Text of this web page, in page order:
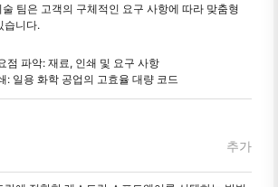
팀은 고객의 구체적인 요구 사항에 따라 맞춤형
습니다.
점 파악: 재료, 인쇄 및 요구 사항
: 일용 화학 공업의 고효율 대량 코드
추가